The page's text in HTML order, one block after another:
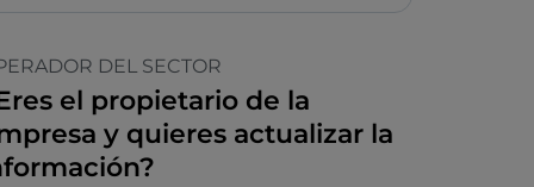
DEL SECTOR
el propietario de la
y quieres actualizar la